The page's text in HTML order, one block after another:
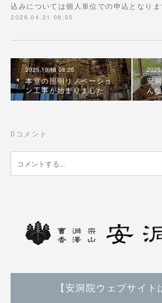
込みについては個人単位での申込となりま
2026.04.21 08:55
2025.10.18 08:26
本堂の照明リノベーショ
ン工事が始まりました
安
ん
0 コメント
【安洞院ウェブサイト